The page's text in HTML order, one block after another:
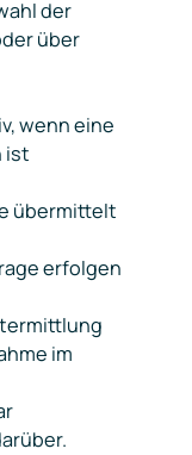
der
über
wenn eine
ist
übermittelt
erfolgen
im